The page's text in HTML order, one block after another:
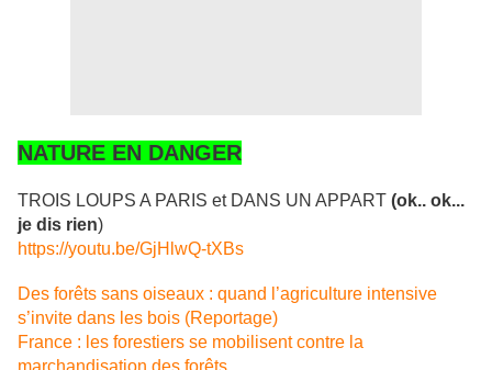
NATURE EN DANGER
TROIS LOUPS A PARIS et DANS UN APPART (ok.. ok...
je dis rien)
https://youtu.be/GjHlwQ-tXBs
Des forêts sans oiseaux : quand l’agriculture intensive
s’invite dans les bois (Reportage)
France : les forestiers se mobilisent contre la